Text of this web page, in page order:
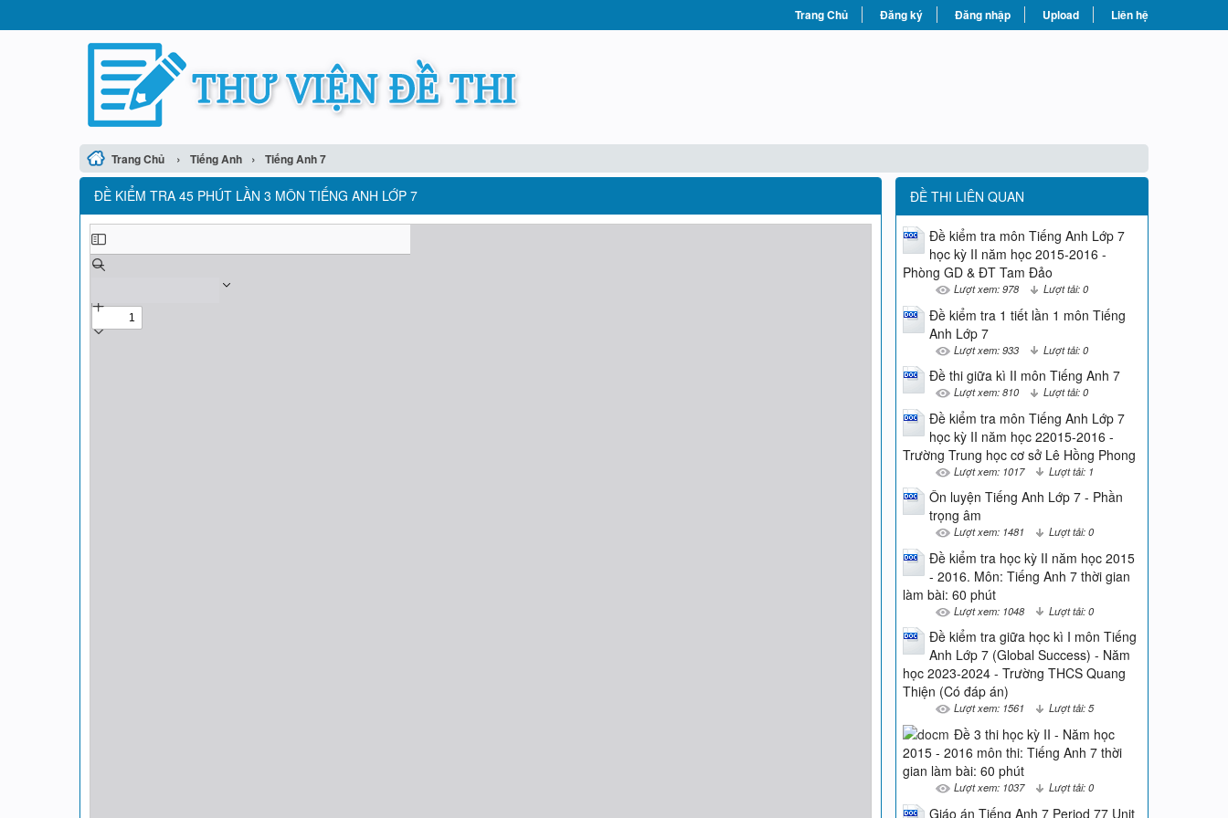
Trang Chủ Đăng ký Đăng nhập Upload Liên hệ
Trang Chủ › Tiếng Anh › Tiếng Anh 7
ĐỀ KIỂM TRA 45 PHÚT LẦN 3 MÔN TIẾNG ANH LỚP 7 ĐỀ THI LIÊN QUAN
Đề kiểm tra môn Tiếng Anh Lớp 7
học kỳ II năm học 2015-2016 -
Phòng GD & ĐT Tam Đảo
Lượt xem: 978 Lượt tải: 0
Đề kiểm tra 1 tiết lần 1 môn Tiếng
Anh Lớp 7
Lượt xem: 933 Lượt tải: 0
Đề thi giữa kì II môn Tiếng Anh 7
Lượt xem: 810 Lượt tải: 0
Đề kiểm tra môn Tiếng Anh Lớp 7
học kỳ II năm học 22015-2016 -
Trường Trung học cơ sở Lê Hồng Phong
Lượt xem: 1017 Lượt tải: 1
Ôn luyện Tiếng Anh Lớp 7 - Phần
trọng âm
Lượt xem: 1481 Lượt tải: 0
Đề kiểm tra học kỳ II năm học 2015
- 2016. Môn: Tiếng Anh 7 thời gian
làm bài: 60 phút
Lượt xem: 1048 Lượt tải: 0
Đề kiểm tra giữa học kì I môn Tiếng
Anh Lớp 7 (Global Success) - Năm
học 2023-2024 - Trường THCS Quang
Thiện (Có đáp án)
Lượt xem: 1561 Lượt tải: 5
Đề 3 thi học kỳ II - Năm học
2015 - 2016 môn thi: Tiếng Anh 7 thời
gian làm bài: 60 phút
Lượt xem: 1037 Lượt tải: 0
Giáo án Tiếng Anh 7 Period 77 Unit